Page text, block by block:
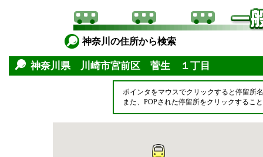
神奈川の住所から検索
神奈川県 川崎市宮前区 菅生 １丁目
ポインタをマウスでクリックすると停留所
また、POPされた停留所をクリックするこ